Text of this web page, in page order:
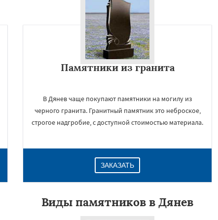
Памятники из гранита
В Дянев чаще покупают памятники на могилу из
черного гранита. Гранитный памятник это неброское,
строгое надгробие, с доступной стоимостью материала.
ЗАКАЗАТЬ
Виды памятников в Дянев